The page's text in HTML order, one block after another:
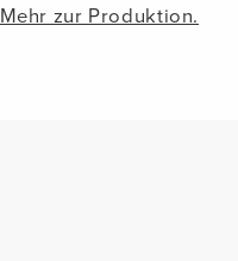
Mehr zur Produktion.